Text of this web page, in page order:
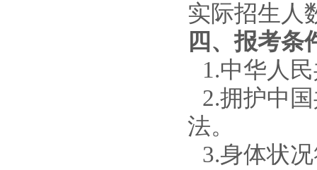
实际招生人
四、报考条
1.中华人
2.拥护中
法。
3.身体状